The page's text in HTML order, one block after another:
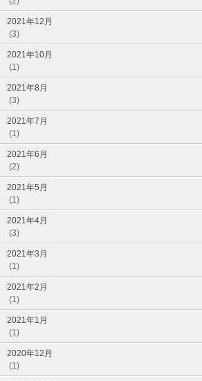
2021年12月
(3)
2021年10月
(1)
2021年8月
(3)
2021年7月
(1)
2021年6月
(2)
2021年5月
(1)
2021年4月
(3)
2021年3月
(1)
2021年2月
(1)
2021年1月
(1)
2020年12月
(1)